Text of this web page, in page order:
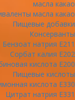
масла какао
масла какао
Пищевые добавки
Консерванты
Бензоат натрия Е211
Сорбат калия Е202
кислота Е200
Пищевые кислоты
кислота Е330
Цитрат натрия E331